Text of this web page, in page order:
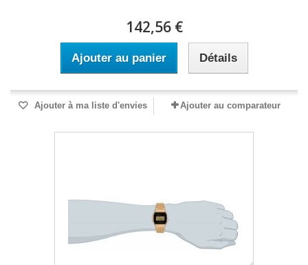
142,56 €
Ajouter au panier Détails
Ajouter à ma liste d'envies Ajouter au comparateur